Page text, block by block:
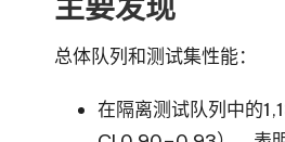
总体队列和测试集性能：
在隔离测试队列中的